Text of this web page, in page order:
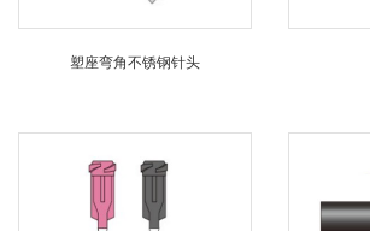
塑座弯角不锈钢针头